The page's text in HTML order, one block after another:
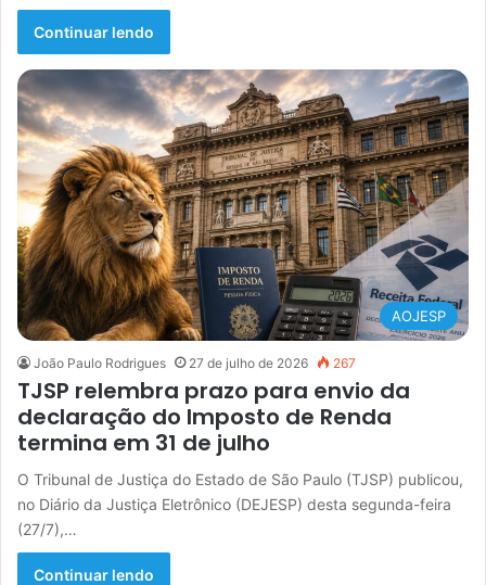
Continuar lendo
AOJESP
João Paulo Rodrigues 27 de julho de 2026 267
TJSP relembra prazo para envio da
declaração do Imposto de Renda
termina em 31 de julho
O Tribunal de Justiça do Estado de São Paulo (TJSP) publicou,
no Diário da Justiça Eletrônico (DEJESP) desta segunda-feira
(27/7),…
Continuar lendo